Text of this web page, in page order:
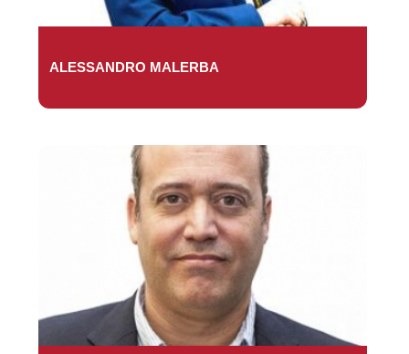
ALESSANDRO MALERBA